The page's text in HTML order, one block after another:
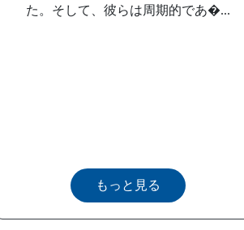
た。そして、彼らは周期的であ�...
もっと見る